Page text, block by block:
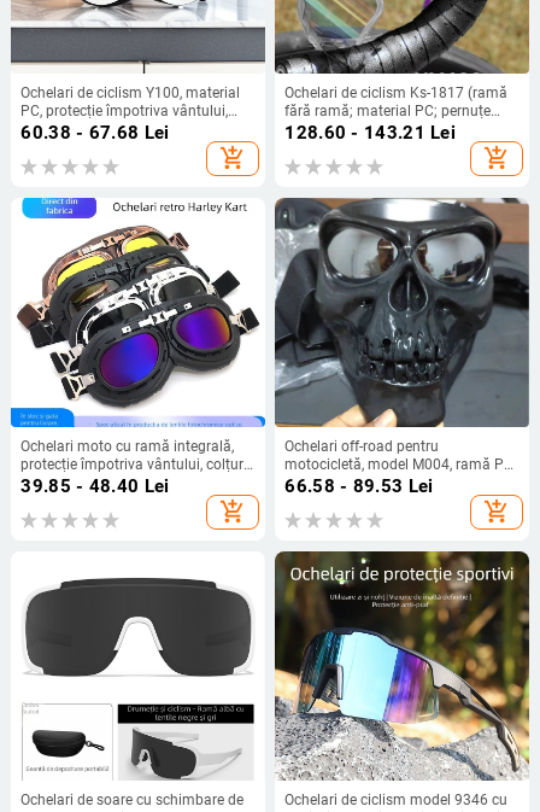
Ochelari de ciclism Y100, material
PC, protecție împotriva vântului,
ramă completă, ochelari sport
60.38 - 67.68 Lei
add_shopping_cart
Ochelari de ciclism Ks-1817 (ramă
fără ramă; material PC; pernuțe
nazale reglabile)
128.60 - 143.21 Lei
add_shopping_cart
Ochelari moto cu ramă integrală,
protecție împotriva vântului, colțuri
rotunjite, unisex, model Ha 8189
39.85 - 48.40 Lei
add_shopping_cart
Ochelari off-road pentru
motocicletă, model M004, ramă PC,
pentru uz în curse, compatibili cu
ochelari cu bandă pentru cap.
66.58 - 89.53 Lei
add_shopping_cart
Ochelari de soare cu schimbare de
Ochelari de ciclism model 9346 cu